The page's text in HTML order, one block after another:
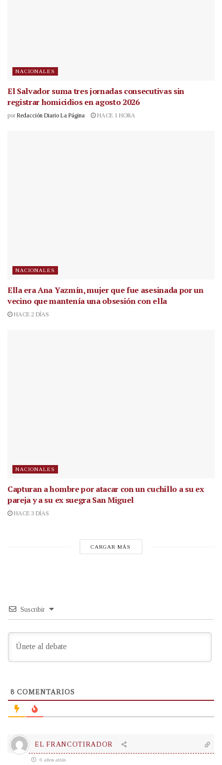
NACIONALES
El Salvador suma tres jornadas consecutivas sin
registrar homicidios en agosto 2026
por Redacción Diario La Página HACE 1 HORA
NACIONALES
Ella era Ana Yazmín, mujer que fue asesinada por un
vecino que mantenía una obsesión con ella
HACE 2 DÍAS
NACIONALES
Capturan a hombre por atacar con un cuchillo a su ex
pareja y a su ex suegra San Miguel
HACE 3 DÍAS
CARGAR MÁS
Suscribir
8 COMENTARIOS
EL FRANCOTIRADOR
6 años atrás